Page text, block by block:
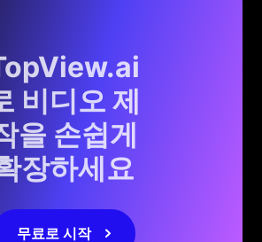
비디오 제
을 손쉽게
장하세요
무료로 시작